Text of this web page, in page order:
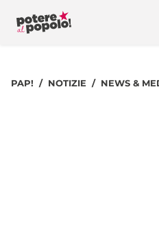
PAP! NOTIZIE NEWS &